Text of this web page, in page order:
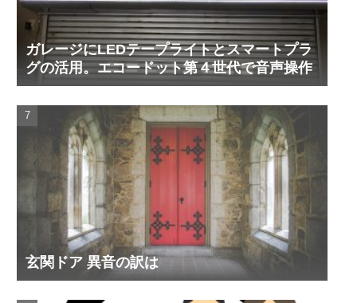
ガレージにLEDテープライトとスマートプラ
グの活用。エコードット第４世代で音声操作
玄関ドア 異音の訳は